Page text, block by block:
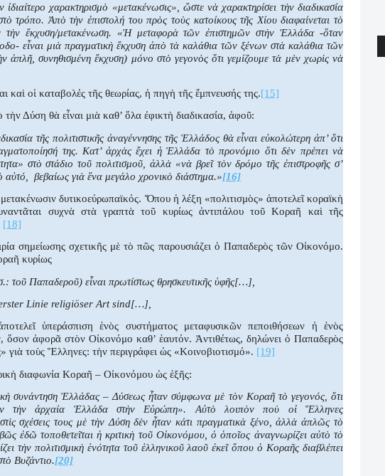
χαρακτηρισμὸ «μετακένωσις», ὥστε νὰ χαρακτηρίσει τὴν διαδικασία
τρόπο. Ἀπὸ τὴν ἐπιστολή του πρὸς τοὺς κατοίκους τῆς Χίου διαφαίνεται τὸ
τὴν ἔκχυση/μετακένωση. «Ἡ μεταφορὰ τῶν ἐπιστημῶν στὴν Ἑλλάδα -ὅταν
εἶναι μιὰ πραγματικὴ ἔκχυση ἀπὸ τὰ καλάθια τῶν ξένων στὰ καλάθια τῶν
ἁπλῆ, συνηθισμένη ἔκχυση) μόνο στὸ γεγονὸς ὅτι γεμίζουμε τὰ μὲν χωρὶς νὰ
καὶ οἱ καταβολές τῆς θεωρίας, ἡ πηγὴ τῆς ἔμπνευσής της.[15]
Δύση θὰ εἶναι μιὰ καθ’ ὅλα ἐφικτὴ διαδικασία, ἀφοῦ:
τῆς πολιτιστικῆς ἀναγέννησης τῆς Ἑλλάδος θὰ εἶναι εὐκολώτερη ἀπ’ ὅτι
της. Κατ’ ἀρχὰς ἔχει ἡ Ἑλλάδα τὸ προνόμιο ὅτι δὲν πρέπει νὰ
στὸ στάδιο τοῦ πολιτισμοῦ, ἀλλὰ «νὰ βρεῖ τὸν δρόμο τῆς ἐπιστροφῆς σ’
αὐτό,
βεβαίως γιὰ ἕνα μεγάλο χρονικὸ διάστημα.»[16]
δυτικοεὐρωπαϊκός. Ὅπου ἡ λέξη «πολιτισμὸς» ἀποτελεῖ κοραϊκὴ
συχνὰ στὰ γραπτὰ τοῦ κυρίως ἀντιπάλου τοῦ Κοραῆ καὶ τῆς
[18]
σημείωσης σχετικῆς μὲ τὸ πῶς παρουσιάζει ὁ Παπαδερὸς τῶν Οἰκονόμο.
κυρίως
τοῦ Παπαδεροῦ) εἶναι πρωτίστως θρησκευτικῆς ὑφῆς[…],
Linie religiöser Art sind[…],
ὑπεράσπιση ἑνὸς συστήματος μεταφυσικῶν πεποιθήσεων ἠ
ἑνὸς
, ὅσον ἀφορᾶ στὸν Οἰκονόμο καθ’ ἑαυτόν. Ἀντιθέτως, δηλώνει ὁ Παπαδερὸς
γιὰ τοὺς Ἕλληνες: τὴν περιγράφει ὡς «Κοινοβιοτισμό». [19]
διαφωνία Κοραῆ – Οἰκονόμου ὡς ἑξῆς:
συνάντηση Ἑλλάδας – Δύσεως ἦταν σύμφωνα μὲ τὸν Κοραῆ τὸ γεγονός, ὅτι
τὴν ἀρχαία Ἑλλάδα στὴν Εὐρώπη». Αὐτὸ λοιπὸν ποὺ οἱ Ἕλληνες
σχέσεις τους μὲ τὴν Δύση δὲν ἦταν κάτι πραγματικὰ ξένο, ἀλλὰ ἁπλῶς τὸ
ἐδῶ τοποθετεῖται ἡ κριτικὴ τοῦ Οἰκονόμου, ὁ ὁποῖος ἀναγνωρίζει αὐτὸ τὸ
τὴν πολιτισμικὴ ἑνότητα τοῦ ἑλληνικοῦ λαοῦ ἐκεῖ ὅπου ὁ Κοραῆς διαβλέπει
Βυζάντιο.[20]